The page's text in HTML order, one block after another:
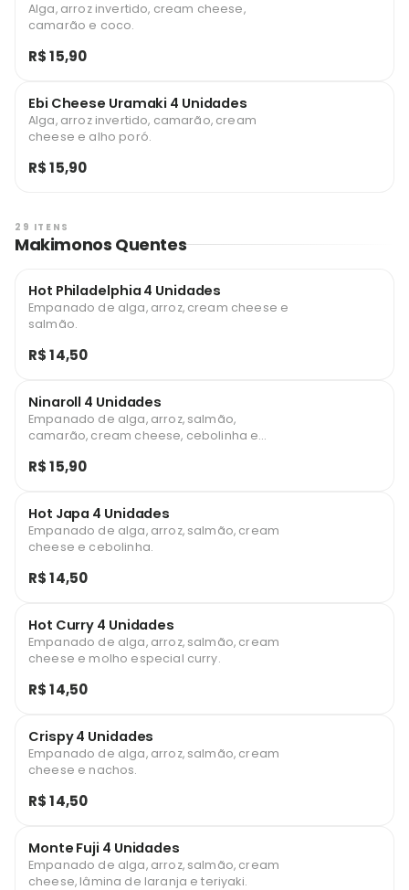
Alga, arroz invertido, cream cheese,
camarão e coco.
R$ 15,90
Ebi Cheese Uramaki 4 Unidades
Alga, arroz invertido, camarão, cream
cheese e alho poró.
R$ 15,90
29 ITENS
Makimonos Quentes
Hot Philadelphia 4 Unidades
Empanado de alga, arroz, cream cheese e
salmão.
R$ 14,50
Ninaroll 4 Unidades
Empanado de alga, arroz, salmão,
camarão, cream cheese, cebolinha e
R$ 15,90
Hot Japa 4 Unidades
Empanado de alga, arroz, salmão, cream
cheese e cebolinha.
R$ 14,50
Hot Curry 4 Unidades
Empanado de alga, arroz, salmão, cream
cheese e molho especial curry.
R$ 14,50
Crispy 4 Unidades
Empanado de alga, arroz, salmão, cream
cheese e nachos.
R$ 14,50
Monte Fuji 4 Unidades
Empanado de alga, arroz, salmão, cream
cheese, lâmina de laranja e teriyaki.